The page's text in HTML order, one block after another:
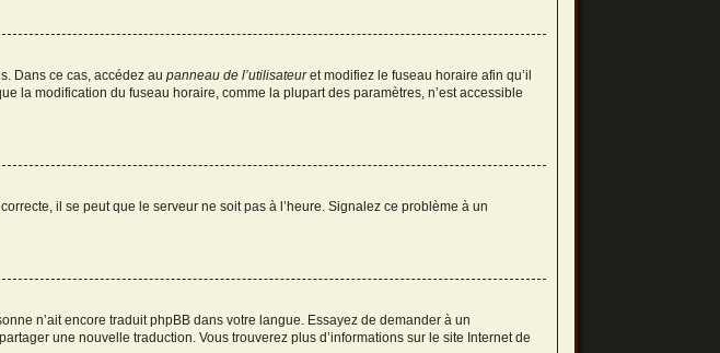
Dans ce cas, accédez au panneau de l’utilisateuret modifiez le fuseau horaire afin qu’il
la modification du fuseau horaire, comme la plupart des paramètres, n’est accessible
il se peut que le serveur ne soit pas à l’heure. Signalez ce problème à un
n’ait encore traduit phpBB dans votre langue. Essayez de demander à un
une nouvelle traduction. Vous trouverez plus d’informations sur le site Internet de